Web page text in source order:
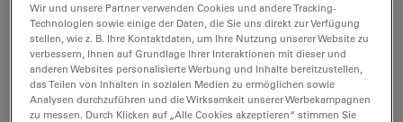
Wir freuen uns auf Sie!
Wir und unsere Partner verwenden Cookies und andere Tracking-
Technologien sowie einige der Daten, die Sie uns direkt zur Verfügung
stellen, wie z. B. Ihre Kontaktdaten, um Ihre Nutzung unserer Website zu
verbessern, Ihnen auf Grundlage Ihrer Interaktionen mit dieser und
anderen Websites personalisierte Werbung und Inhalte bereitzustellen,
das Teilen von Inhalten in sozialen Medien zu ermöglichen sowie
Analysen durchzuführen und die Wirksamkeit unserer Werbekampagnen
zu messen. Durch Klicken auf „Alle Cookies akzeptieren“ stimmen Sie